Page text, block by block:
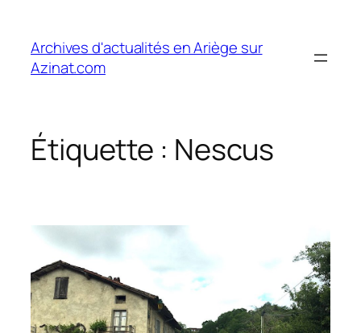
contenu
Archives d'actualités en Ariège sur
Azinat.com
Étiquette : Nescus